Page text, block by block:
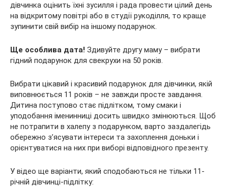
дівчинка оцінить їхні зусилля і рада провести цілий день
на відкритому повітрі або в студії рукоділля, то краще
зупинити свій вибір на іншому подарунок.
Ще особлива дата! Здивуйте другу маму – вибрати
гідний подарунок для свекрухи на 50 років.
Вибрати цікавий і красивий подарунок для дівчинки, якій
виповнюється 11 років – не завжди просте завдання.
Дитина поступово стає підлітком, тому смаки і
уподобання іменинниці досить швидко змінюються. Щоб
не потрапити в халепу з подарунком, варто заздалегідь
обережно з’ясувати інтереси та захоплення доньки і
орієнтуватися на них при виборі відповідного презенту.
У відео ще варіанти, який сподобаються не тільки 11-
річній дівчинці-підлітку: